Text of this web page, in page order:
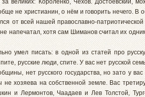
великих: Короленко, Чехов. Достоевский,
не христианин, о нём и говорить нечего. В
от всей нашей православно-патриотической
напечатал, хотя сам Шиманов считал их
умел писать: в одной из статей про
русские люди, спите. У вас нет русской
нет русского государства, но зато у вас
не хозяева на собственной земле. Вас
и Лермонтов, Чаадаев и Лев Толстой,